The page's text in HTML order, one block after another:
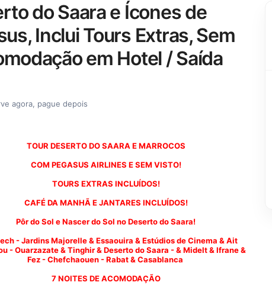
do Saara e Ícones de
Inclui Tours Extras, Sem
em Hotel / Saída
agora, pague depois
TOUR DESERTO DO SAARA E MARROCOS
COM PEGASUS AIRLINES E SEM VISTO!
TOURS EXTRAS INCLUÍDOS!
CAFÉ DA MANHÃ E JANTARES INCLUÍDOS!
Pôr do Sol e Nascer do Sol no Deserto do Saara!
- Jardins Majorelle & Essaouira & Estúdios de Cinema & Ait
- Ouarzazate & Tinghir & Deserto do Saara - & Midelt & Ifrane &
Fez - Chefchaouen - Rabat & Casablanca
7 NOITES DE ACOMODAÇÃO